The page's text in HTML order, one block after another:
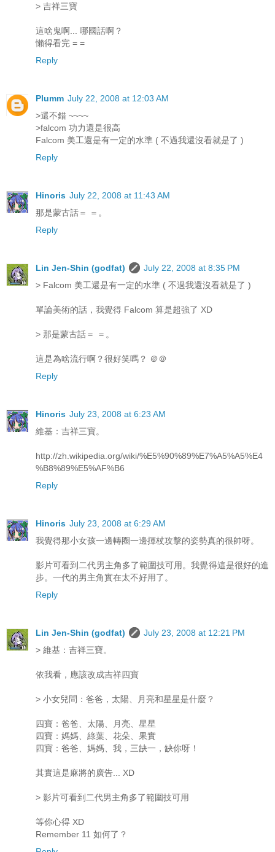
> 吉祥三寶
這啥鬼啊... 哪國話啊？
懶得看完 = =
Reply
Plumm July 22, 2008 at 12:03 AM
>還不錯 ~~~~
>falcom 功力還是很高
Falcom 美工還是有一定的水準 ( 不過我還沒看就是了 )
Reply
Hinoris July 22, 2008 at 11:43 AM
那是蒙古話＝ ＝。
Reply
Lin Jen-Shin (godfat)
July 22, 2008 at 8:35 PM
> Falcom 美工還是有一定的水準 ( 不過我還沒看就是了 )
單論美術的話，我覺得 Falcom 算是超強了 XD
> 那是蒙古話＝ ＝。
這是為啥流行啊？很好笑嗎？ ＠＠
Reply
Hinoris July 23, 2008 at 6:23 AM
維基：吉祥三寶。
http://zh.wikipedia.org/wiki/%E5%90%89%E7%A5%A5%E4
%B8%89%E5%AF%B6
Reply
Hinoris July 23, 2008 at 6:29 AM
我覺得那小女孩一邊轉圈一邊揮杖攻擊的姿勢真的很帥呀。
影片可看到二代男主角多了範圍技可用。我覺得這是很好的進
步。一代的男主角實在太不好用了。
Reply
Lin Jen-Shin (godfat)
July 23, 2008 at 12:21 PM
> 維基：吉祥三寶。
依我看，應該改成吉祥四寶
> 小女兒問：爸爸，太陽、月亮和星星是什麼？
四寶：爸爸、太陽、月亮、星星
四寶：媽媽、綠葉、花朵、果實
四寶：爸爸、媽媽、我，三缺一，缺你呀！
其實這是麻將的廣告... XD
> 影片可看到二代男主角多了範圍技可用
等你心得 XD
Remember 11 如何了？